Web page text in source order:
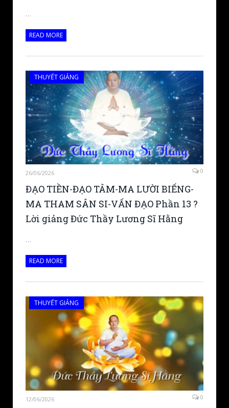
…
READ MORE
THUYẾT GIẢNG
26/06/2026 0
ĐẠO TIỀN-ĐẠO TÂM-MA LƯỜI BIẾNG-
MA THAM SÂN SI-VẤN ĐẠO Phần 13 ?
Lời giảng Đức Thầy Lương Sĩ Hằng
…
READ MORE
THUYẾT GIẢNG
12/06/2026 0